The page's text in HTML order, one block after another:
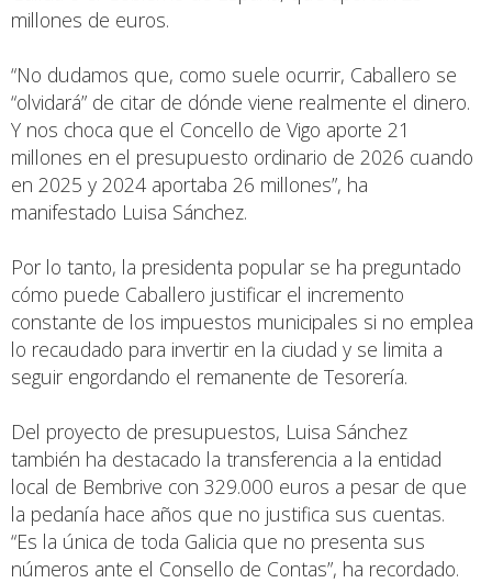
millones de euros.
“No dudamos que, como suele ocurrir, Caballero se
“olvidará” de citar de dónde viene realmente el dinero.
Y nos choca que el Concello de Vigo aporte 21
millones en el presupuesto ordinario de 2026 cuando
en 2025 y 2024 aportaba 26 millones”, ha
manifestado Luisa Sánchez.
Por lo tanto, la presidenta popular se ha preguntado
cómo puede Caballero justificar el incremento
constante de los impuestos municipales si no emplea
lo recaudado para invertir en la ciudad y se limita a
seguir engordando el remanente de Tesorería.
Del proyecto de presupuestos, Luisa Sánchez
también ha destacado la transferencia a la entidad
local de Bembrive con 329.000 euros a pesar de que
la pedanía hace años que no justifica sus cuentas.
“Es la única de toda Galicia que no presenta sus
números ante el Consello de Contas”, ha recordado.